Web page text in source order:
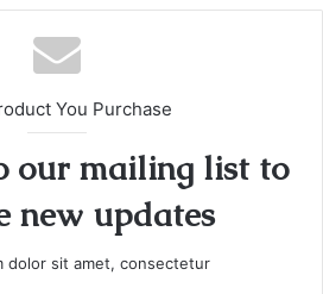
You Purchase
our mailing list to
new updates!
dolor sit amet, consectetur.